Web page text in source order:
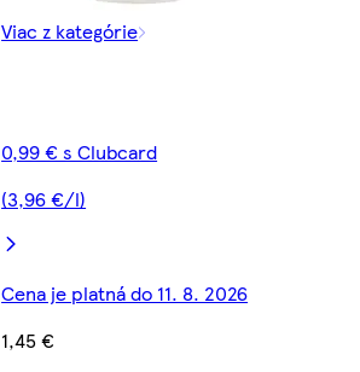
Viac z kategórie
0,99 € s Clubcard
(3,96 €/l)
Cena je platná do 11. 8. 2026
1,45 €